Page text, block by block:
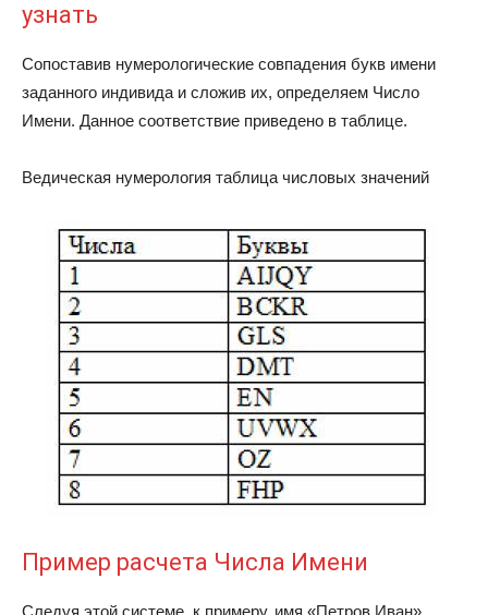
узнать
Сопоставив нумерологические совпадения букв имени
заданного индивида и сложив их, определяем Число
Имени. Данное соответствие приведено в таблице.
Ведическая нумерология таблица числовых значений
Пример расчета Числа Имени